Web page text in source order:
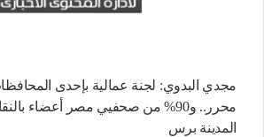
مجدي البدوي: لجنة عمالية بإحدى
محرر.. و90% من صحفيي مصر أعضاء
المدينة برس